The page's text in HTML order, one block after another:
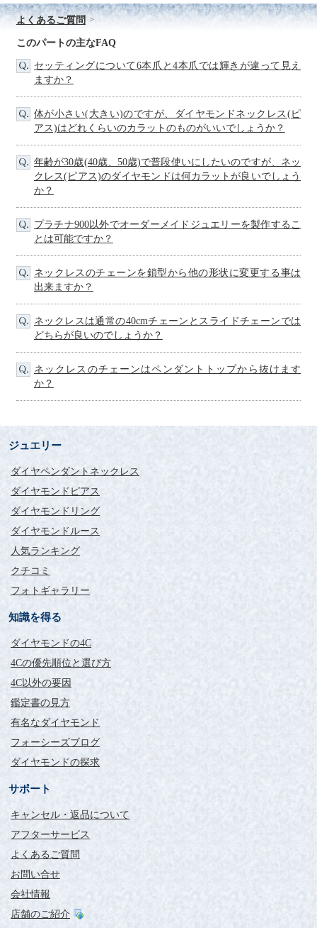
よくあるご質問
このパートの主なFAQ
セッティングについて6本爪と4本爪では輝きが違って見え
ますか？
体が小さい(大きい)のですが、ダイヤモンドネックレス(ピ
アス)はどれくらいのカラットのものがいいでしょうか？
年齢が30歳(40歳、50歳)で普段使いにしたいのですが、ネッ
クレス(ピアス)のダイヤモンドは何カラットが良いでしょう
か？
プラチナ900以外でオーダーメイドジュエリーを製作するこ
とは可能ですか？
ネックレスのチェーンを鎖型から他の形状に変更する事は
出来ますか？
ネックレスは通常の40cmチェーンとスライドチェーンでは
どちらが良いのでしょうか？
ネックレスのチェーンはペンダントトップから抜けます
か？
ジュエリー
ダイヤペンダントネックレス
ダイヤモンドピアス
ダイヤモンドリング
ダイヤモンドルース
人気ランキング
クチコミ
フォトギャラリー
知識を得る
ダイヤモンドの4C
4Cの優先順位と選び方
4C以外の要因
鑑定書の見方
有名なダイヤモンド
フォーシーズブログ
ダイヤモンドの探求
サポート
キャンセル・返品について
アフターサービス
よくあるご質問
お問い合せ
会社情報
店舗のご紹介